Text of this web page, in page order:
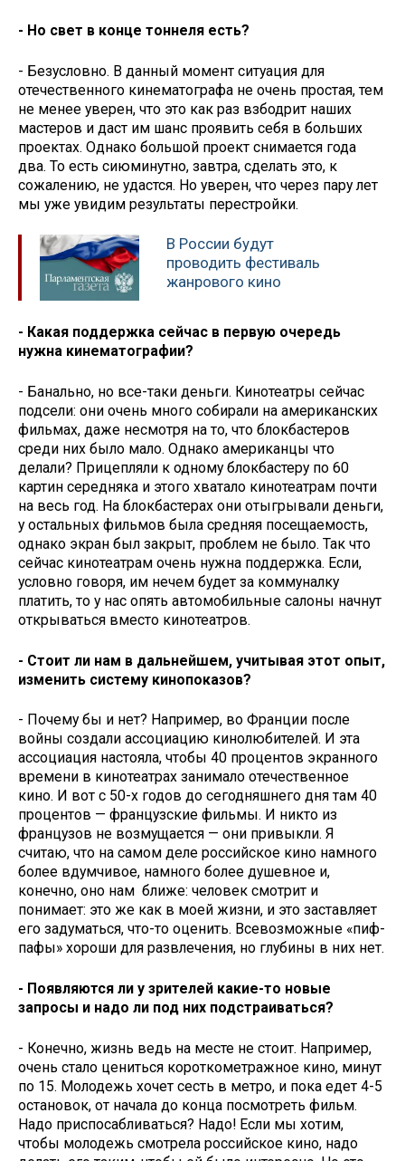
- Но свет в конце тоннеля есть?
- Безусловно. В данный момент ситуация для
отечественного кинематографа не очень простая, тем
не менее уверен, что это как раз взбодрит наших
мастеров и даст им шанс проявить себя в больших
проектах. Однако большой проект снимается года
два. То есть сиюминутно, завтра, сделать это, к
сожалению, не удастся. Но уверен, что через пару ​лет
мы уже увидим результаты перестройки.
В России будут
проводить фестиваль
жанрового кино
- Какая поддержка сейчас в первую очередь
нужна кинематографии? ​ ​ ​ ​
- Банально, но все-таки деньги. Кинотеатры сейчас
подсели: они очень много собирали на американских
фильмах, даже несмотря на то, что блокбастеров
среди них было мало. Однако американцы что
делали? Прицепляли к одному блокбастеру по 60
картин середняка и этого хватало кинотеатрам почти
на весь год. На блокбастерах они отыгрывали деньги,
у остальных фильмов была средняя посещаемость,
однако экран был закрыт, проблем не было. Так что
сейчас кинотеатрам очень нужна поддержка. Если,
условно говоря, им нечем будет за коммуналку
платить, то у нас опять автомобильные салоны начнут
открываться вместо кинотеатров.
- Стоит ли нам в дальнейшем, учитывая этот опыт,
изменить систему кинопоказов? ​
- Почему бы и нет? Например, во Франции после
войны создали ассоциацию кинолюбителей. И эта
ассоциация настояла, чтобы 40 процентов экранного
времени в кинотеатрах занимало отечественное
кино. И вот с 50-х годов до сегодняшнего дня там 40
процентов — французские фильмы.​ И никто из
французов не возмущается — они привыкли. Я
считаю, что на самом деле российское кино намного
более вдумчивое, намного более душевное и,
конечно, оно нам ​ ближе: человек смотрит и
понимает: это же как в моей жизни, и это заставляет
его задуматься, что-то оценить. Всевозможные «пиф-
пафы» хороши для развлечения, но глубины в них нет.
- Появляются ли у зрителей какие-то новые
запросы и надо ли под них подстраиваться?
- Конечно, жизнь ведь на месте не стоит. Например,
очень стало цениться короткометражное кино, минут
по 15. Молодежь хочет сесть в метро, и пока едет 4-5
остановок, от начала до конца посмотреть фильм.​
Надо приспосабливаться? Надо! Если мы хотим,
чтобы молодежь смотрела российское кино, надо